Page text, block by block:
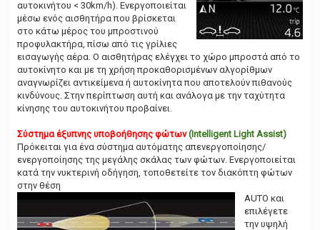
αυτοκινήτου < 30km/h). Ενεργοποιείται
μέσω ενός αισθητήρα που βρίσκεται
στο κάτω μέρος του μπροστινού
προφυλακτήρα, πίσω από τις γρίλιες
εισαγωγής αέρα. Ο αισθητήρας ελέγχει το χώρο μπροστά από το
αυτοκίνητο και με τη χρήση προκαθορισμένων αλγορίθμων
αναγνωρίζει αντικείμενα ή αυτοκίνητα που αποτελούν πιθανούς
κινδύνους. Στην περίπτωση αυτή και ανάλογα με την ταχύτητα
κίνησης του αυτοκινήτου προβαίνει.
Σύστημα έξυπνης υποβοήθησης φώτων (Intelligent Light Assist)
Πρόκειται για ένα σύστημα αυτόματης απενεργοποίησης/
ενεργοποίησης της μεγάλης σκάλας των φώτων. Ενεργοποιείται
κατά την νυκτερινή οδήγηση, τοποθετείτε τον διακόπτη φώτων
στην θέση
AUTO και
επιλέγετε
την υψηλή